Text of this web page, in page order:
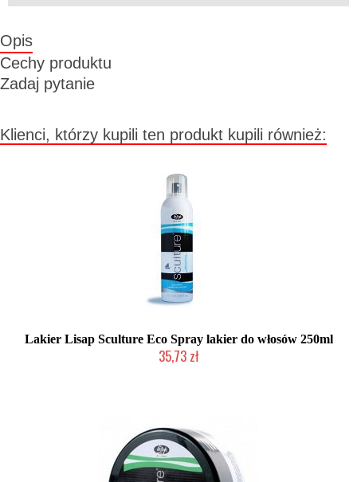
Opis
Cechy produktu
Zadaj pytanie
Klienci, którzy kupili ten produkt kupili również:
Lakier Lisap Sculture Eco Spray lakier do włosów 250ml
35,73 zł